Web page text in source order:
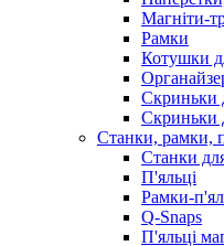
Магніти-
Рамки
Котушки
Скриньки
Скриньки
Станки, рамки,
Станки
П'яльці
Рамки-
Q-Snaps
П'яльці